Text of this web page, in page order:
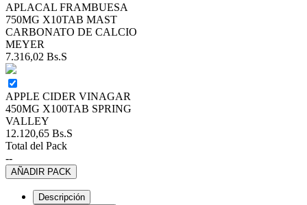
APLACAL FRAMBUESA
750MG X10TAB MAST
CARBONATO DE CALCIO
MEYER
7.316,02 Bs.S
APPLE CIDER VINAGAR
450MG X100TAB SPRING
VALLEY
12.120,65 Bs.S
Total del Pack
--
AÑADIR PACK
Descripción